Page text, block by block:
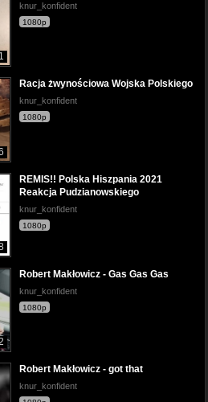
knur_konfident
1080p
Racja żwynościowa Wojska Polskiego
knur_konfident
1080p
REMIS!! Polska Hiszpania 2021
Reakcja Pudzianowskiego
knur_konfident
1080p
Robert Makłowicz - Gas Gas Gas
knur_konfident
1080p
Robert Makłowicz - got that
knur_konfident